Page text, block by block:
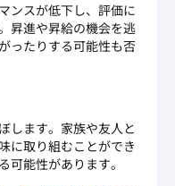
ンスが低下し、評価に
昇進や昇給の機会を逃
ったりする可能性も否
します。家族や友人と
に取り組むことができ
可能性があります。